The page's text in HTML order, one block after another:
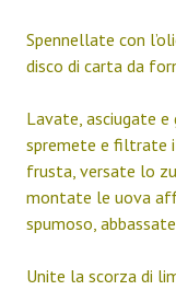
Spennellate con
disco di carta da
Lavate, asciugate
spremete e filtrate
frusta, versate lo
montate le uova
spumoso,
Unite la scorza di